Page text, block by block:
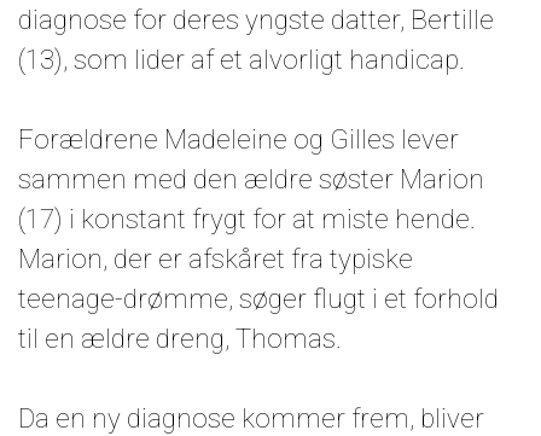
diagnose for deres yngste datter, Bertille
(13), som lider af et alvorligt handicap.
Forældrene Madeleine og Gilles lever
sammen med den ældre søster Marion
(17) i konstant frygt for at miste hende.
Marion, der er afskåret fra typiske
teenage-drømme, søger flugt i et forhold
til en ældre dreng, Thomas.
Da en ny diagnose kommer frem, bliver